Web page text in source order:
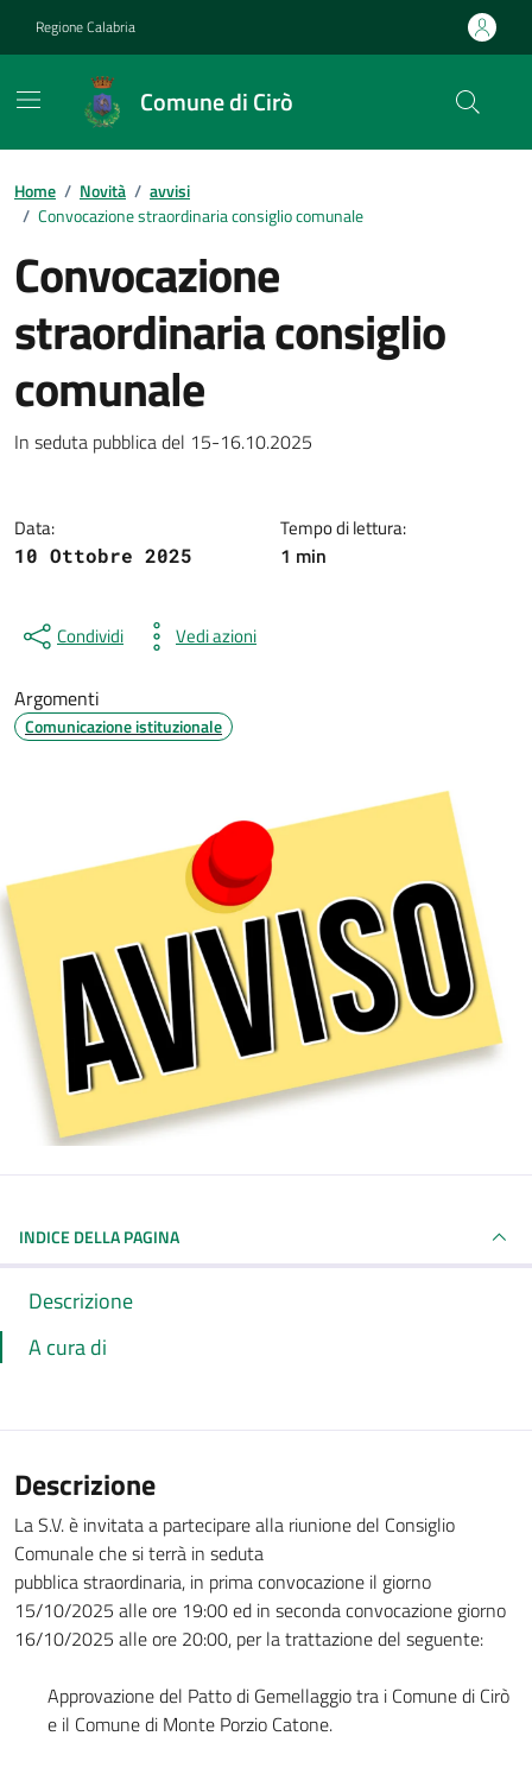
Regione Calabria
Comune di Cirò
Home / Novità / avvisi
/ Convocazione straordinaria consiglio comunale
Convocazione
straordinaria consiglio
comunale
Dettagli della notizia
In seduta pubblica del 15-16.10.2025
Data:
10 Ottobre 2025
Tempo di lettura:
1 min
Condividi Vedi azioni
Argomenti
Comunicazione istituzionale
INDICE DELLA PAGINA
Descrizione
A cura di
Descrizione
La S.V. è invitata a partecipare alla riunione del Consiglio
Comunale che si terrà in seduta
pubblica straordinaria, in prima convocazione il giorno
15/10/2025 alle ore 19:00 ed in seconda convocazione giorno
16/10/2025 alle ore 20:00, per la trattazione del seguente:
Approvazione del Patto di Gemellaggio tra i Comune di Cirò
e il Comune di Monte Porzio Catone.